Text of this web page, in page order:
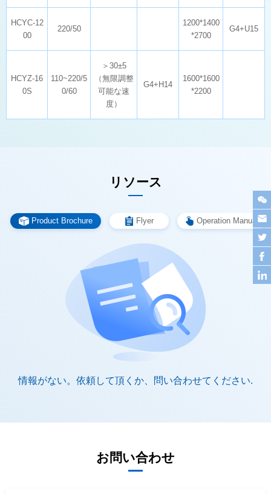
00
220/50
*2700
G4+U15
0S
0/60
度）
G4+H14
*2200
リソース
Product Brochure Flyer Operation Manual
情報がない。依頼して頂くか、問い合わせてください.
お問い合わせ